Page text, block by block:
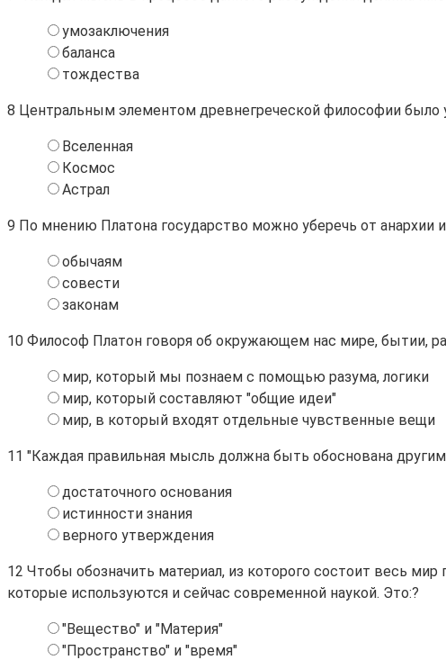
умозаключения
баланса
тождества
8 Центральным элементом древнегреческой философии было
Вселенная
Космос
Астрал
9 По мнению Платона государство можно уберечь от анархии
обычаям
совести
законам
10 Философ Платон говоря об окружающем нас мире, бытии,
мир, который мы познаем с помощью разума, логики
мир, который составляют "общие идеи"
мир, в который входят отдельные чувственные вещи
11 "Каждая правильная мысль должна быть обоснована
достаточного основания
истинности знания
верного утверждения
12 Чтобы обозначить материал, из которого состоит весь
которые используются и сейчас современной наукой. Это:?
"Вещество" и "Материя"
"Пространство" и "время"